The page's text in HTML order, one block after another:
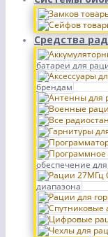
Средства
батареи для
брендам
обеспечение
диапазона